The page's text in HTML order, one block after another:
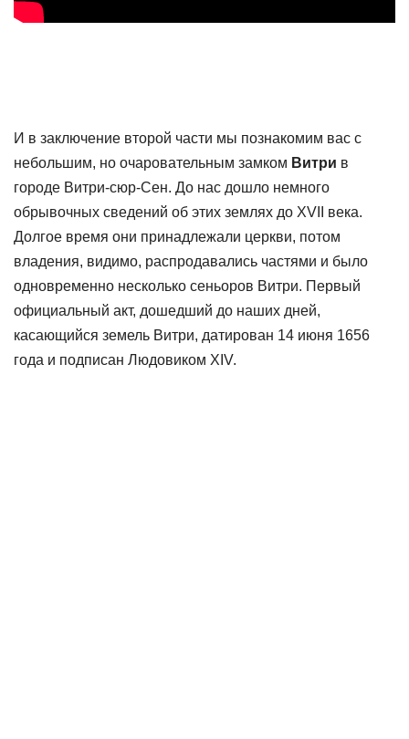
И в заключение второй части мы познакомим вас с
небольшим, но очаровательным замком Витри в
городе Витри-сюр-Сен. До нас дошло немного
обрывочных сведений об этих землях до XVII века.
Долгое время они принадлежали церкви, потом
владения, видимо, распродавались частями и было
одновременно несколько сеньоров Витри. Первый
официальный акт, дошедший до наших дней,
касающийся земель Витри, датирован 14 июня 1656
года и подписан Людовиком XIV.